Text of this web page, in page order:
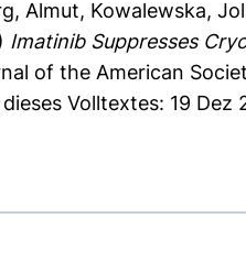
Almut, Kowalewska,
Imatinib Suppresses
of the American
Volltextes: 19 Dez